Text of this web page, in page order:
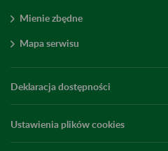
Mienie zbędne
Mapa serwisu
Deklaracja dostępności
Ustawienia plików cookies